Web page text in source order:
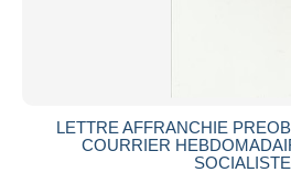
LETTRE AFFRANCHIE
COURRIER